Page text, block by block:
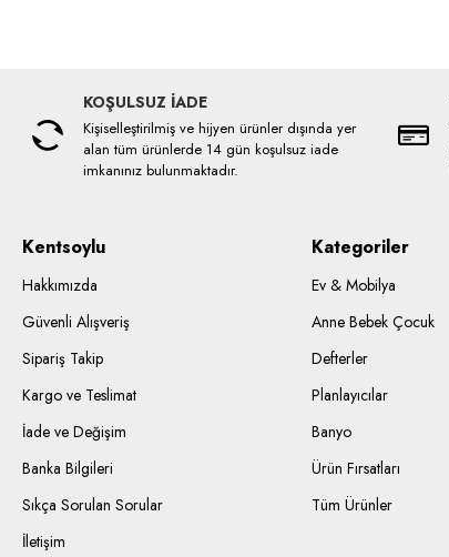
KOŞULSUZ İADE
Kişiselleştirilmiş ve hijyen ürünler dışında yer
alan tüm ürünlerde 14 gün koşulsuz iade
imkanınız bulunmaktadır.
Kentsoylu
Hakkımızda
Güvenli Alışveriş
Sipariş Takip
Kargo ve Teslimat
İade ve Değişim
Banka Bilgileri
Sıkça Sorulan Sorular
İletişim
Kategoriler
Ev & Mobilya
Anne Bebek Çocuk
Defterler
Planlayıcılar
Banyo
Ürün Fırsatları
Tüm Ürünler